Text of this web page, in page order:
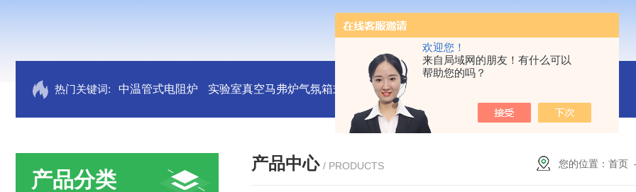
欢迎您！
来自局域网的朋友！有什么可以
帮助您的吗？
热门关键词: 中温管式电阻炉 实验室真空马弗炉气氛箱式炉厂家 灰分测定马弗炉-郑州安晟科学仪器
产品分类
产品中心 / PRODUCTS 您的位置： 首页